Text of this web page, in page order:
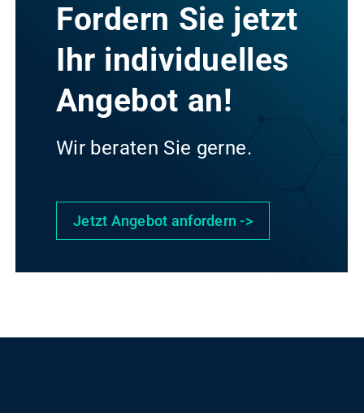
Fordern Sie jetzt
Ihr individuelles
Angebot an!
Wir beraten Sie gerne.
Jetzt Angebot anfordern ->